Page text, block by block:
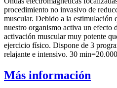
procedimiento no invasivo de
muscular. Debido a la estimulación
nuestro organismo activa un efecto
activación muscular muy potente
ejercicio físico. Dispone de 3
relajante e intensivo. 30
Más información